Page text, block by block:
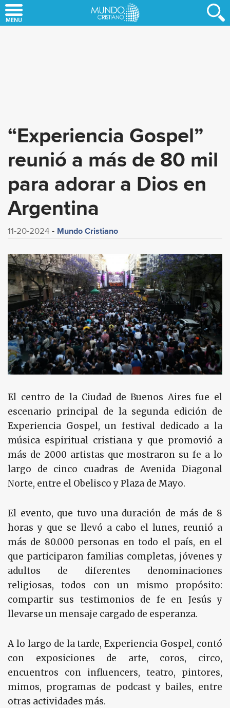
to
“Experiencia Gospel”
reunió a más de 80 mil
para adorar a Dios en
Argentina
11-20-2024 Mundo Cristiano
El centro de la Ciudad de Buenos Aires fue el
escenario principal de la segunda edición de
Experiencia Gospel, un festival dedicado a la
música espiritual cristiana y que promovió a
más de 2000 artistas que mostraron su fe a lo
largo de cinco cuadras de Avenida Diagonal
Norte, entre el Obelisco y Plaza de Mayo.
El evento, que tuvo una duración de más de 8
horas y que se llevó a cabo el lunes, reunió a
más de 80.000 personas en todo el país, en el
que participaron familias completas, jóvenes y
adultos de diferentes denominaciones
religiosas, todos con un mismo propósito:
compartir sus testimonios de fe en Jesús y
llevarse un mensaje cargado de esperanza.
A lo largo de la tarde, Experiencia Gospel, contó
con exposiciones de arte, coros, circo,
encuentros con influencers, teatro, pintores,
mimos, programas de podcast y bailes, entre
otras actividades más.